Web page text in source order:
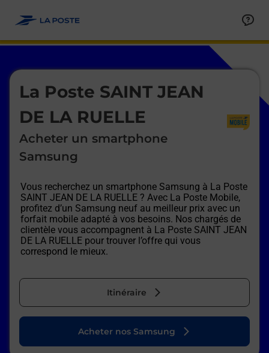
La Poste SAINT JEAN
DE LA RUELLE
Acheter un smartphone
Samsung
Vous recherchez un smartphone Samsung à La Poste
SAINT JEAN DE LA RUELLE ? Avec La Poste Mobile,
profitez d’un Samsung neuf au meilleur prix avec un
forfait mobile adapté à vos besoins. Nos chargés de
clientèle vous accompagnent à La Poste SAINT JEAN
DE LA RUELLE pour trouver l’offre qui vous
correspond le mieux.
Itinéraire
Le lien s'ouvre dans un nouvel onglet
Acheter nos Samsung